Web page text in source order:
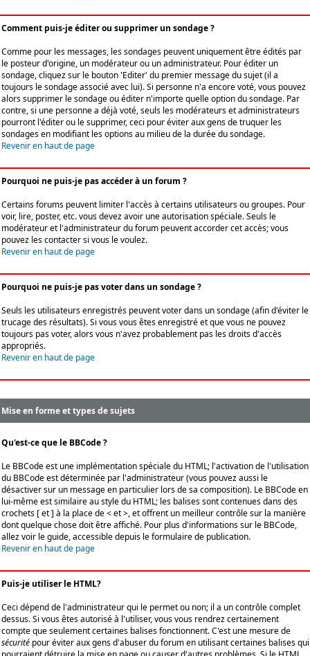
Comment puis-je éditer ou supprimer un sondage ?
Comme pour les messages, les sondages peuvent uniquement être édités par
le posteur d'origine, un modérateur ou un administrateur. Pour éditer un
sondage, cliquez sur le bouton 'Editer' du premier message du sujet (il a
toujours le sondage associé avec lui). Si personne n'a encore voté, vous pouvez
alors supprimer le sondage ou éditer n'importe quelle option du sondage. Par
contre, si une personne a déjà voté, seuls les modérateurs et administrateurs
pourront l'éditer ou le supprimer, ceci pour éviter aux gens de truquer les
sondages en modifiant les options au milieu de la durée du sondage.
Revenir en haut de page
Pourquoi ne puis-je pas accéder à un forum ?
Certains forums peuvent limiter l'accès à certains utilisateurs ou groupes. Pour
voir, lire, poster, etc. vous devez avoir une autorisation spéciale. Seuls le
modérateur et l'administrateur du forum peuvent accorder cet accès; vous
pouvez les contacter si vous le voulez.
Revenir en haut de page
Pourquoi ne puis-je pas voter dans un sondage ?
Seuls les utilisateurs enregistrés peuvent voter dans un sondage (afin d'éviter le
trucage des résultats). Si vous vous êtes enregistré et que vous ne pouvez
toujours pas voter, alors vous n'avez probablement pas les droits d'accès
appropriés.
Revenir en haut de page
Mise en forme et types de sujets
Qu'est-ce que le BBCode ?
Le BBCode est une implémentation spéciale du HTML; l'activation de l'utilisation
du BBCode est déterminée par l'administrateur (vous pouvez aussi le
désactiver sur un message en particulier lors de sa composition). Le BBCode en
lui-même est similaire au style du HTML; les balises sont contenues dans des
crochets [ et ] à la place de < et >, et offrent un meilleur contrôle sur la manière
dont quelque chose doit être affiché. Pour plus d'informations sur le BBCode,
allez voir le guide, accessible depuis le formulaire de publication.
Revenir en haut de page
Puis-je utiliser le HTML?
Ceci dépend de l'administrateur qui le permet ou non; il a un contrôle complet
dessus. Si vous êtes autorisé à l'utiliser, vous vous rendrez certainement
compte que seulement certaines balises fonctionnent. C'est une mesure de
sécurité pour éviter aux gens d'abuser du forum en utilisant certaines balises qui